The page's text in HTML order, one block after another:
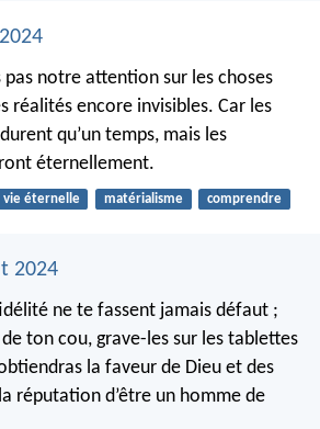
pas notre attention sur les choses
réalités encore invisibles. Car les
qu’un temps, mais les
éternellement.
vie éternelle matérialisme comprendre
2024
ne te fassent jamais défaut ;
ton cou, grave-les sur les tablettes
la faveur de Dieu et des
réputation d’être un homme de